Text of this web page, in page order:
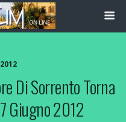
Di Sorrento Torna
Giugno 2012